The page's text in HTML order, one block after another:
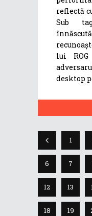
reflectă
Sub
lui ROG
desktop
1
6 7
12 13
18 19